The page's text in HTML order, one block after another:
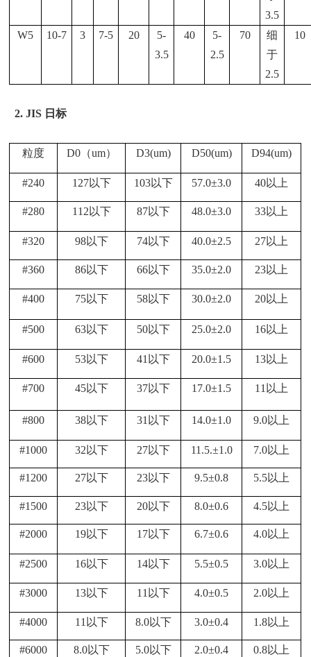
3.5
W5
10-7 3 7-5 20
5-
3.5
40
5-
2.5
70
细
于
2.5
10
2.JIS 日标
粒度 D0（um） D3(um) D50(um) D94(um)
#240 127以下 103以下 57.0±3.0 40以上
#280 112以下 87以下 48.0±3.0 33以上
#320 98以下 74以下 40.0±2.5 27以上
#360 86以下 66以下 35.0±2.0 23以上
#400 75以下 58以下 30.0±2.0 20以上
#500 63以下 50以下 25.0±2.0 16以上
#600 53以下 41以下 20.0±1.5 13以上
#700 45以下 37以下 17.0±1.5 11以上
#800 38以下 31以下 14.0±1.0 9.0以上
#1000 32以下 27以下 11.5.±1.0 7.0以上
#1200 27以下 23以下 9.5±0.8 5.5以上
#1500 23以下 20以下 8.0±0.6 4.5以上
#2000 19以下 17以下 6.7±0.6 4.0以上
#2500 16以下 14以下 5.5±0.5 3.0以上
#3000 13以下 11以下 4.0±0.5 2.0以上
#4000 11以下 8.0以下 3.0±0.4 1.8以上
#6000 8.0以下 5.0以下 2.0±0.4 0.8以上